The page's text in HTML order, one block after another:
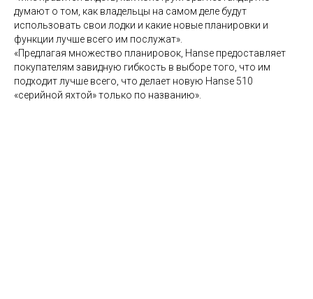
думают о том, как владельцы на самом деле будут
использовать свои лодки и какие новые планировки и
функции лучше всего им послужат».
«Предлагая множество планировок, Hanse предоставляет
покупателям завидную гибкость в выборе того, что им
подходит лучше всего, что делает новую Hanse 510
«серийной яхтой» только по названию».